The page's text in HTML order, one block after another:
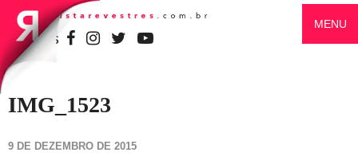
SIGA-NOS
MENU
IMG_1523
9 DE DEZEMBRO DE 2015